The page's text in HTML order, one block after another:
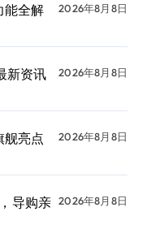
能全解
2026年8月8日
新资讯
2026年8月8日
舰亮点
2026年8月8日
导购亲 2026年8月8日